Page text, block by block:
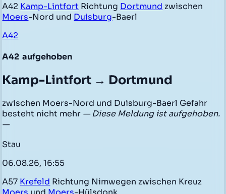
A42 Kamp-Lintfort Richtung Dortmund zwischen
Moers-Nord und Duisburg-Baerl
A42
A42 aufgehoben
Kamp-Lintfort → Dortmund
zwischen Moers-Nord und Duisburg-Baerl Gefahr
besteht nicht mehr — Diese Meldung ist aufgehoben.
—
Stau
06.08.26, 16:55
A57 Krefeld Richtung Nimwegen zwischen Kreuz